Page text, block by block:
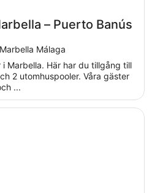
– Puerto Banús
Málaga
Marbella. Här har du tillgång till
2 utomhuspooler. Våra gäster
...